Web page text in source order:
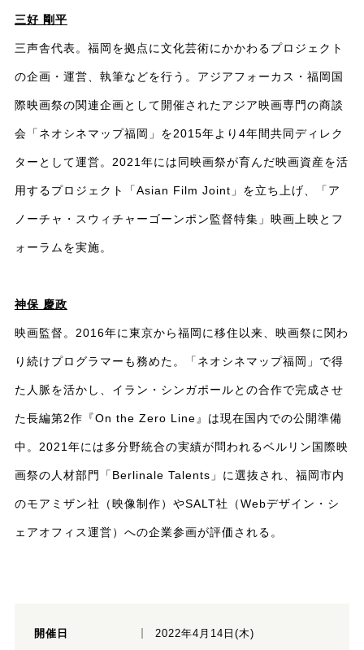
三好 剛平
三声舎代表。福岡を拠点に文化芸術にかかわるプロジェクト
の企画・運営、執筆などを行う。アジアフォーカス・福岡国
際映画祭の関連企画として開催されたアジア映画専門の商談
会「ネオシネマップ福岡」を2015年より4年間共同ディレク
ターとして運営。2021年には同映画祭が育んだ映画資産を活
用するプロジェクト「Asian Film Joint」を立ち上げ、「ア
ノーチャ・スウィチャーゴーンポン監督特集」映画上映とフ
ォーラムを実施。
神保 慶政
映画監督。2016年に東京から福岡に移住以来、映画祭に関わ
り続けプログラマーも務めた。「ネオシネマップ福岡」で得
た人脈を活かし、イラン・シンガポールとの合作で完成させ
た長編第2作『On the Zero Line』は現在国内での公開準備
中。2021年には多分野統合の実績が問われるベルリン国際映
画祭の人材部門「Berlinale Talents」に選抜され、福岡市内
のモアミザン社（映像制作）やSALT社（Webデザイン・シ
ェアオフィス運営）への企業参画が評価される。
開催日 2022年4月14日(木)